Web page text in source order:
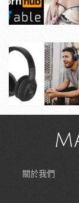
關於我們